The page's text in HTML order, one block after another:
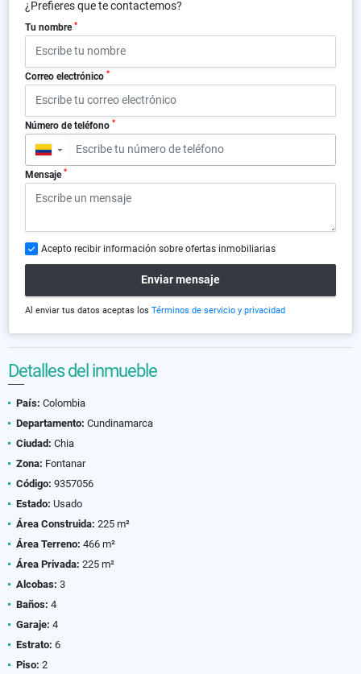
¿Prefieres que te contactemos?
Tu nombre *
Correo electrónico *
Número de teléfono *
▼
Mensaje *
Acepto recibir información sobre ofertas inmobiliarias
Enviar mensaje
Al enviar tus datos aceptas los Términos de servicio y privacidad
Detalles del inmueble
País: Colombia
Departamento: Cundinamarca
Ciudad: Chia
Zona: Fontanar
Código: 9357056
Estado: Usado
Área Construida: 225 m²
Área Terreno: 466 m²
Área Privada: 225 m²
Alcobas: 3
Baños: 4
Garaje: 4
Estrato: 6
Piso: 2